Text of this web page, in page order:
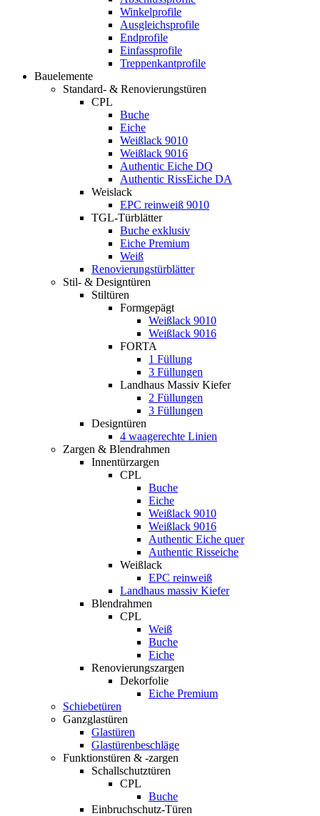
Winkelprofile
Ausgleichsprofile
Endprofile
Einfassprofile
Treppenkantprofile
Bauelemente
Standard- & Renovierungstüren
CPL
Buche
Eiche
Weißlack 9010
Weißlack 9016
Authentic Eiche DQ
Authentic RissEiche DA
Weislack
EPC reinweiß 9010
TGL-Türblätter
Buche exklusiv
Eiche Premium
Weiß
Renovierungstürblätter
Stil- & Designtüren
Stiltüren
Formgepägt
Weißlack 9010
Weißlack 9016
FORTA
1 Füllung
3 Füllungen
Landhaus Massiv Kiefer
2 Füllungen
3 Füllungen
Designtüren
4 waagerechte Linien
Zargen & Blendrahmen
Innentürzargen
CPL
Buche
Eiche
Weißlack 9010
Weißlack 9016
Authentic Eiche quer
Authentic Risseiche
Weißlack
EPC reinweiß
Landhaus massiv Kiefer
Blendrahmen
CPL
Weiß
Buche
Eiche
Renovierungszargen
Dekorfolie
Eiche Premium
Schiebetüren
Ganzglastüren
Glastüren
Glastürenbeschläge
Funktionstüren & -zargen
Schallschutztüren
CPL
Buche
Einbruchschutz-Türen